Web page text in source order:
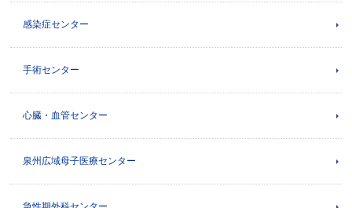
感染症センター
手術センター
心臓・血管センター
泉州広域母子医療センター